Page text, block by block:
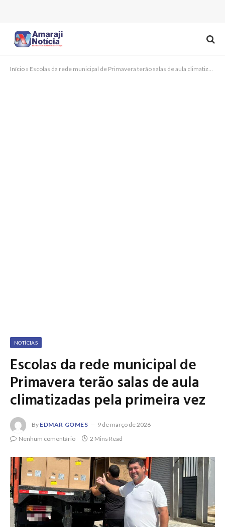
Início » Escolas da rede municipal de Primavera terão salas de aula climatizadas pela primeira vez
NOTÍCIAS
Escolas da rede municipal de
Primavera terão salas de aula
climatizadas pela primeira vez
By EDMAR GOMES
9 de março de 2026
Nenhum comentário
2 Mins Read